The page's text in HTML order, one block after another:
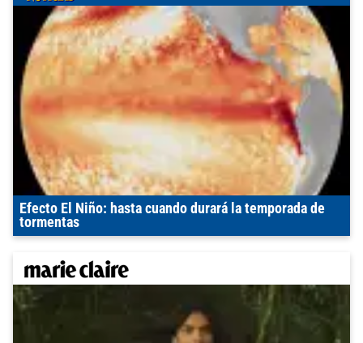
Efecto El Niño: hasta cuando durará la temporada de
tormentas